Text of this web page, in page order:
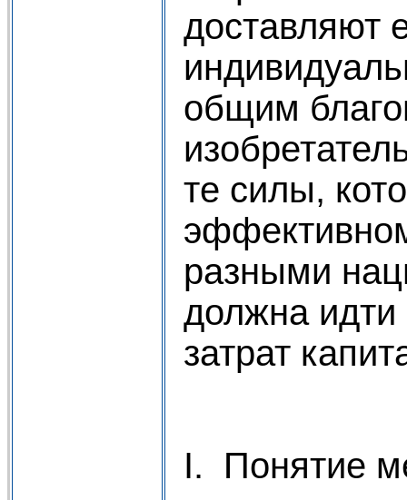
доставляют
общим
те силы,
разными
должна идти
затрат
I. Понятие